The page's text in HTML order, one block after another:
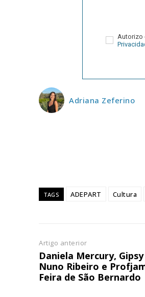
Autorizo
Adriana Zeferino
TAGS ADEPART Cultura
Artigo anterior
Daniela Mercury,
Nuno Ribeiro e
Feira de São Bernardo